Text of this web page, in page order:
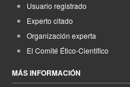
Usuario registrado
Experto citado
Organización experta
El Comité Ético-Científico
MÁS INFORMACIÓN